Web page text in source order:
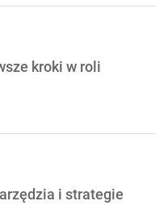
kroki w roli
i strategie